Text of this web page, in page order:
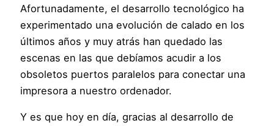
Afortunadamente, el desarrollo tecnológico ha
experimentado una evolución de calado en los
últimos años y muy atrás han quedado las
escenas en las que debíamos acudir a los
obsoletos puertos paralelos para conectar una
impresora a nuestro ordenador.
Y es que hoy en día, gracias al desarrollo de